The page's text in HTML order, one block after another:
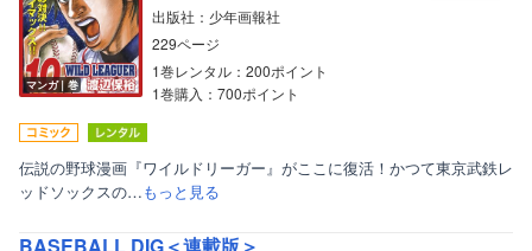
マンガ｜巻
出版社：少年画報社
229ページ
1巻レンタル：200ポイント
1巻購入：700ポイント
伝説の野球漫画『ワイルドリーガー』がここに復活！かつて東京武鉄レ
ッドソックスの…もっと見る